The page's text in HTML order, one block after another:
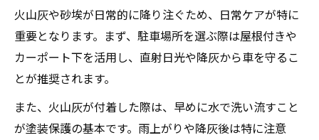
火山灰や砂埃が日常的に降り注ぐため、日常ケアが特に
重要となります。まず、駐車場所を選ぶ際は屋根付きや
カーポート下を活用し、直射日光や降灰から車を守るこ
とが推奨されます。
また、火山灰が付着した際は、早めに水で洗い流すこと
が塗装保護の基本です。雨上がりや降灰後は特に注意